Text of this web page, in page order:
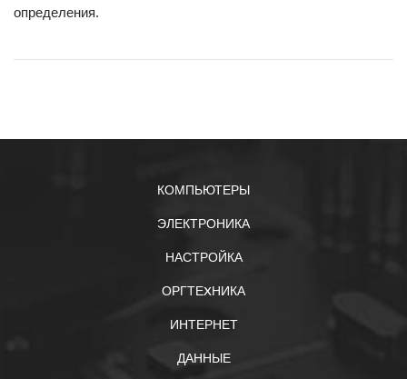
определения.
КОМПЬЮТЕРЫ
ЭЛЕКТРОНИКА
НАСТРОЙКА
ОРГТЕXНИКА
ИНТЕРНЕТ
ДАННЫЕ